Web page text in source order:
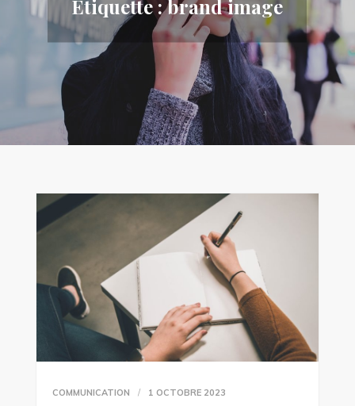
Étiquette :brand image
COMMUNICATION 1 OCTOBRE 2023